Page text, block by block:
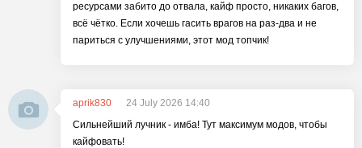
ресурсами забито до отвала, кайф просто, никаких багов,
всё чётко. Если хочешь гасить врагов на раз-два и не
париться с улучшениями, этот мод топчик!
aprik830
24 July 2026 14:40
Сильнейший лучник - имба! Тут максимум модов, чтобы
кайфовать!